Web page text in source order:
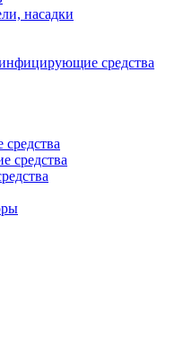
насадки
средства
средства